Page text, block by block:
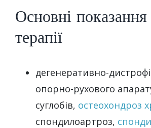
Основні показання
терапії
дегенеративно-
опорно-рухового
суглобів, остеохондроз
спондилоартроз,